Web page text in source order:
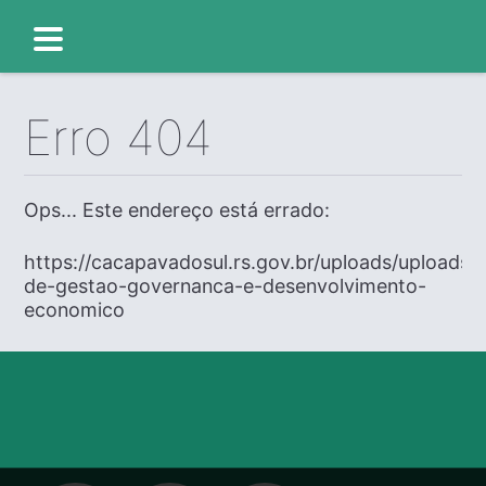
Erro 404
Ops... Este endereço está errado:
https://cacapavadosul.rs.gov.br/uploads/
de-gestao-governanca-e-desenvolvimento-
economico